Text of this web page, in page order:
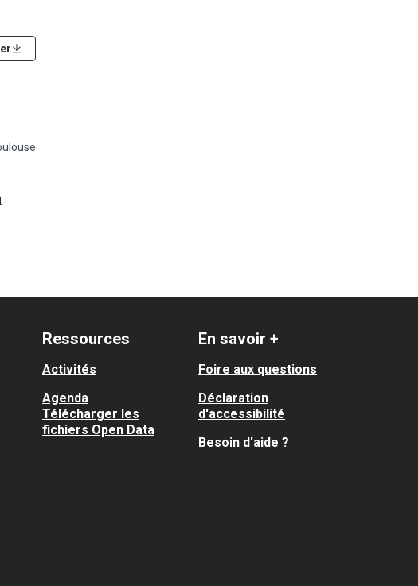
11 (ex : REV 10 Ouest)
les résultats pour le secteur : Toulouse
Ressources
Activités
Agenda
Télécharger les
fichiers Open Data
En savoir +
Foire aux questions
Déclaration
d'accessibilité
Besoin d'aide ?